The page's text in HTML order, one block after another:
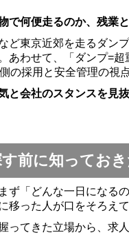
で何便走るのか、残業
ど東京近郊を走るダン
あわせて、「ダンプ=
の採用と安全管理の視
と会社のスタンスを見
前に知ってお
「どんな一日になる
った人が口をそろえ
ってきた立場から、求